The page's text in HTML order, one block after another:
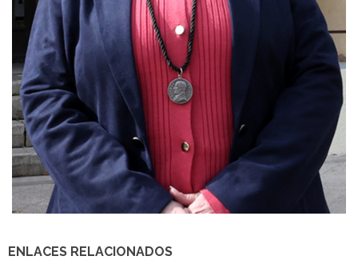
ENLACES RELACIONADOS